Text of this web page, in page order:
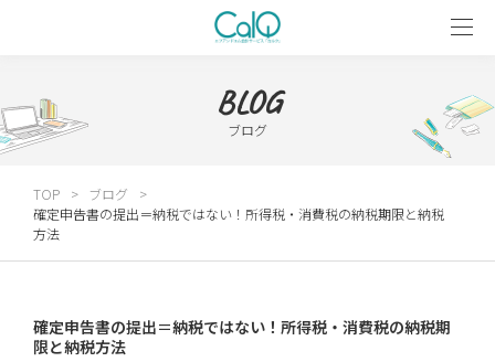
BLOG
ブログ
TOP
ブログ
確定申告書の提出＝納税ではない！所得税・消費税の納税期限と納税
方法
確定申告書の提出＝納税ではない！所得税・消費税の納税期
限と納税方法